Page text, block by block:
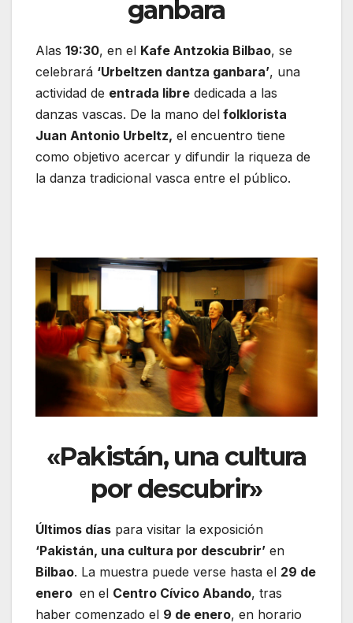
ganbara
Alas 19:30, en el Kafe Antzokia Bilbao, se
celebrará ‘Urbeltzen dantza ganbara’, una
actividad de entrada libre dedicada a las
danzas vascas. De la mano del folklorista
Juan Antonio Urbeltz, el encuentro tiene
como objetivo acercar y difundir la riqueza de
la danza tradicional vasca entre el público.
«Pakistán, una cultura
por descubrir»
Últimos días para visitar la exposición
‘Pakistán, una cultura por descubrir’ en
Bilbao. La muestra puede verse hasta el 29 de
enero en el Centro Cívico Abando, tras
haber comenzado el 9 de enero, en horario